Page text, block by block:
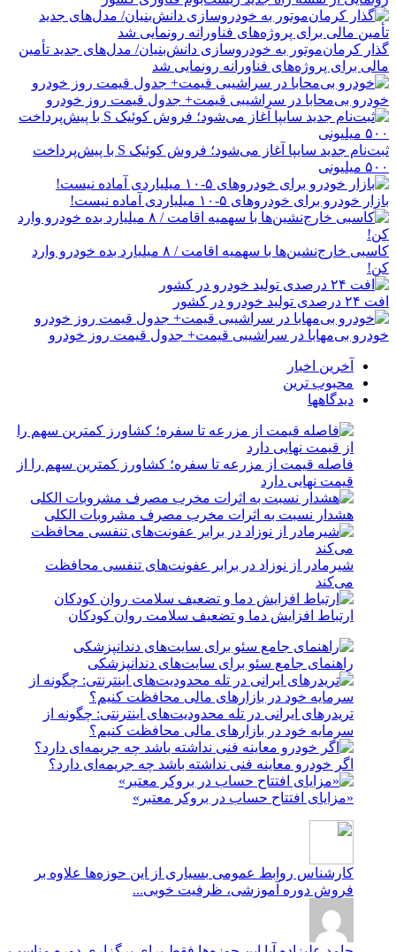
گذار کرمان‌موتور به خودروسازی دانش‌بنیان/ مدل‌های جدید تأمین
مالی برای پروژه‌های فناورانه رونمایی شد
خودرو بی‌محابا در سراشیبی قیمت+ جدول قیمت روز خودرو
ثبت‌نام جدید سایپا آغاز می‌شود؛ فروش کوئیک S با پیش‌پرداخت
۵۰۰ میلیونی
بازار خودرو برای خودروهای ۵-۱۰ میلیاردی آماده نیست!
کاسبی خارج‌نشین‌ها با سهمیه اقامت / ۸ میلیارد بده خودرو وارد
کن!
افت ۲۴ درصدی تولید خودرو در کشور
خودرو بی‌مهابا در سراشیبی قیمت+ جدول قیمت روز خودرو
آخرین اخبار
محبوب ترین
دیدگاهها
فاصله قیمت از مزرعه تا سفره؛ کشاورز کمترین سهم را از
قیمت نهایی دارد
هشدار نسبت به اثرات مخرب مصرف مشروبات الکلی
شیرمادر از نوزاد در برابر عفونت‌های تنفسی محافظت
می‌کند
ارتباط افزایش دما و تضعیف سلامت روان کودکان
راهنمای جامع سئو برای سایت‌های دندانپزشکی
تریدرهای ایرانی در تله محدودیت‌های اینترنتی: چگونه از
سرمایه خود در بازارهای مالی محافظت کنیم؟
اگر خودرو معاینه فنی نداشته باشد چه جریمه‌ای دارد؟
«مزایای افتتاح حساب در بروکر معتبر»
کارشناس روابط عمومی بسیاری از این حوزه‌ها علاوه بر
فروش دوره آموزشی، ظرفیت خوبی...